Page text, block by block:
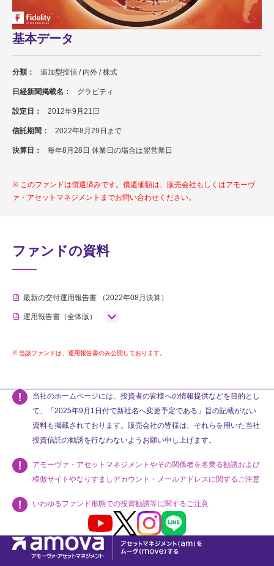
基本データ
分類： 追加型投信 / 内外 / 株式
日経新聞掲載名： グラビティ
設定日： 2012年9月21日
信託期間： 2022年8月29日まで
決算日： 毎年8月28日 休業日の場合は翌営業日
このファンドは償還済みです。償還価額は、販売会社もしくはアモーヴ
ァ・アセットマネジメントまでお問い合わせください。
ファンドの資料
最新の交付運用報告書 （2022年08月決算）
運用報告書（全体版）
当該ファンドは、運用報告書のみ公開しております。
当社のホームページには、投資者の皆様への情報提供などを目的とし
て、「2025年9月1日付で新社名へ変更予定である」旨の記載がない
資料も掲載されております。販売会社の皆様は、それらを用いた当社
投資信託の勧誘を行なわないようお願い申し上げます。
アモーヴァ・アセットマネジメントやその関係者を名乗る勧誘および
模倣サイトやなりすましアカウント・メールアドレスに関するご注意
いわゆるファンド形態での投資勧誘等に関するご注意
Youtube X InstagramLINE